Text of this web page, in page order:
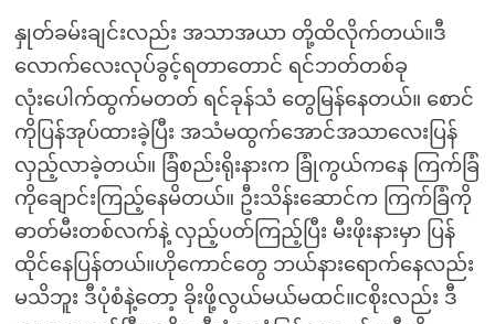
နှုတ်ခမ်းချင်းလည်း အသာအယာ တို့ထိလိုက်တယ်။ဒီ
လောက်လေးလုပ်ခွင့်ရတာတောင် ရင်ဘတ်တစ်ခု
လုံးပေါက်ထွက်မတတ် ရင်ခုန်သံ တွေမြန်နေတယ်။ စောင်
ကိုပြန်အုပ်ထားခဲ့ပြီး အသံမထွက်အောင်အသာလေးပြန်
လှည့်လာခဲ့တယ်။ ခြံစည်းရိုးနားက ခြုံကွယ်ကနေ ကြက်ခြံ
ကိုချောင်းကြည့်နေမိတယ်။ ဦးသိန်းဆောင်က ကြက်ခြံကို
ဓာတ်မီးတစ်လက်နဲ့ လှည့်ပတ်ကြည့်ပြီး မီးဖိုးနားမှာ ပြန်
ထိုင်နေပြန်တယ်။ဟိုကောင်တွေ ဘယ်နားရောက်နေလည်း
မသိဘူး ဒီပုံစံနဲ့တော့ ခိုးဖို့လွယ်မယ်မထင်။ငစိုးလည်း ဒီ